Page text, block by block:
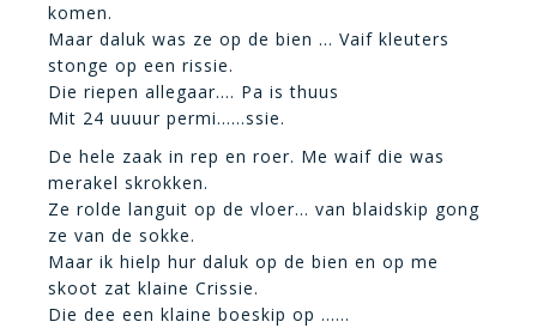
komen.
Maar daluk was ze op de bien … Vaif kleuters
stonge op een rissie.
Die riepen allegaar…. Pa is thuus
Mit 24 uuuur permi……ssie.
De hele zaak in rep en roer. Me waif die was
merakel skrokken.
Ze rolde languit op de vloer… van blaidskip gong
ze van de sokke.
Maar ik hielp hur daluk op de bien en op me
skoot zat klaine Crissie.
Die dee een klaine boeskip op ……